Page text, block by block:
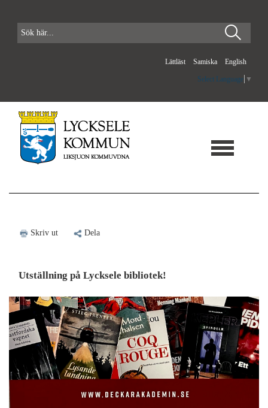
Lättläst Samiska English
Select Language ▼
Skriv ut Dela
Utställning på Lycksele bibliotek!